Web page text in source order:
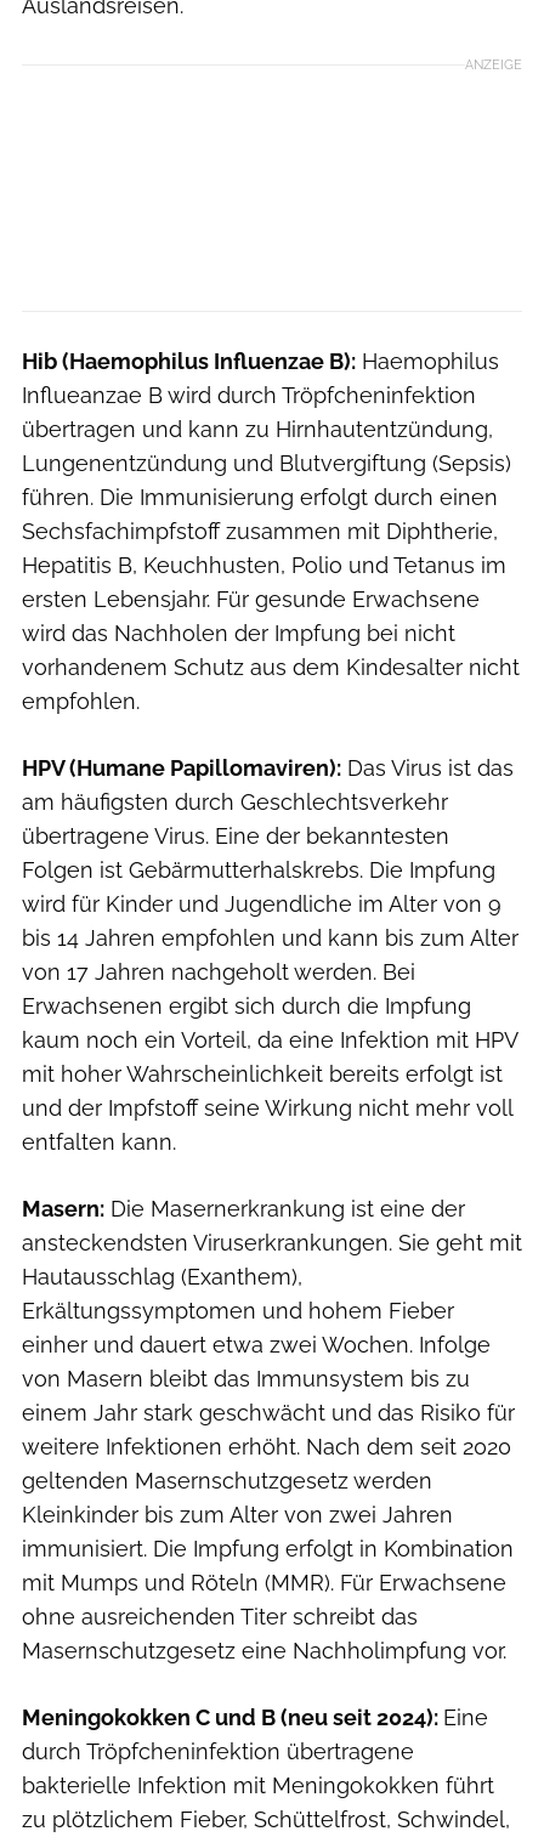
Auslandsreisen.
ANZEIGE
Hib (Haemophilus Influenzae B): Haemophilus
Influeanzae B wird durch Tröpfcheninfektion
übertragen und kann zu Hirnhautentzündung,
Lungenentzündung und Blutvergiftung (Sepsis)
führen. Die Immunisierung erfolgt durch einen
Sechsfachimpfstoff zusammen mit Diphtherie,
Hepatitis B, Keuchhusten, Polio und Tetanus im
ersten Lebensjahr. Für gesunde Erwachsene
wird das Nachholen der Impfung bei nicht
vorhandenem Schutz aus dem Kindesalter nicht
empfohlen.
HPV (Humane Papillomaviren): Das Virus ist das
am häufigsten durch Geschlechtsverkehr
übertragene Virus. Eine der bekanntesten
Folgen ist Gebärmutterhalskrebs. Die Impfung
wird für Kinder und Jugendliche im Alter von 9
bis 14 Jahren empfohlen und kann bis zum Alter
von 17 Jahren nachgeholt werden. Bei
Erwachsenen ergibt sich durch die Impfung
kaum noch ein Vorteil, da eine Infektion mit HPV
mit hoher Wahrscheinlichkeit bereits erfolgt ist
und der Impfstoff seine Wirkung nicht mehr voll
entfalten kann.
Masern: Die Masernerkrankung ist eine der
ansteckendsten Viruserkrankungen. Sie geht mit
Hautausschlag (Exanthem),
Erkältungssymptomen und hohem Fieber
einher und dauert etwa zwei Wochen. Infolge
von Masern bleibt das Immunsystem bis zu
einem Jahr stark geschwächt und das Risiko für
weitere Infektionen erhöht. Nach dem seit 2020
geltenden Masernschutzgesetz werden
Kleinkinder bis zum Alter von zwei Jahren
immunisiert. Die Impfung erfolgt in Kombination
mit Mumps und Röteln (MMR). Für Erwachsene
ohne ausreichenden Titer schreibt das
Masernschutzgesetz eine Nachholimpfung vor.
Meningokokken C und B (neu seit 2024): Eine
durch Tröpfcheninfektion übertragene
bakterielle Infektion mit Meningokokken führt
zu plötzlichem Fieber, Schüttelfrost, Schwindel,